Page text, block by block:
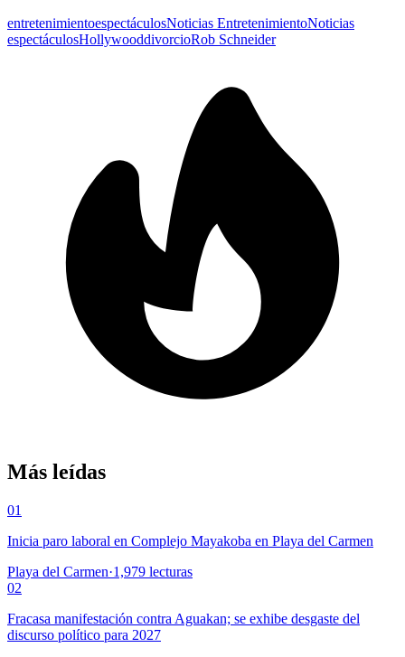
entretenimientoespectáculosNoticias EntretenimientoNoticias
espectáculosHollywooddivorcioRob Schneider
Más leídas
01
Inicia paro laboral en Complejo Mayakoba en Playa del Carmen
Playa del Carmen·1,979 lecturas
02
Fracasa manifestación contra Aguakan; se exhibe desgaste del
discurso político para 2027